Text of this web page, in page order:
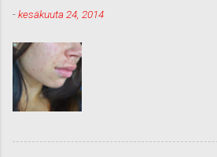
-kesäkuuta 24, 2014